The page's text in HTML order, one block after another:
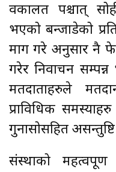
वकालत पश्चात्
भएको बन्जाडेको
माग गरे अनुसार नै
गरेर निर्वाचन
मतदाताहरुले
प्राविधिक
गुनासोसहित
संस्थाको